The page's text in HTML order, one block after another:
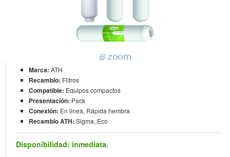
Marca: ATH
Recambio: Filtros
Compatible: Equipos compactos
Presentación: Pack
Conexión: En linea, Rápida hembra
Recambio ATH: Sigma, Eco
Disponibilidad: inmediata.